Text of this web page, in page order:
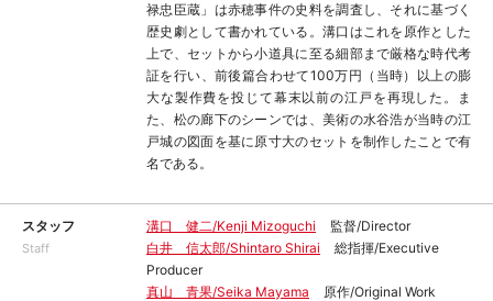
禄忠臣蔵」は赤穂事件の史料を調査し、それに基づく
歴史劇として書かれている。溝口はこれを原作とした
上で、セットから小道具に至る細部まで厳格な時代考
証を行い、前後篇合わせて100万円（当時）以上の膨
大な製作費を投じて幕末以前の江戸を再現した。ま
た、松の廊下のシーンでは、美術の水谷浩が当時の江
戸城の図面を基に原寸大のセットを制作したことで有
名である。
スタッフ
Staff
溝口 健二/Kenji Mizoguchi
監督/Director
白井 信太郎/Shintaro Shirai
総指揮/Executive
Producer
真山 青果/Seika Mayama
原作/Original Work